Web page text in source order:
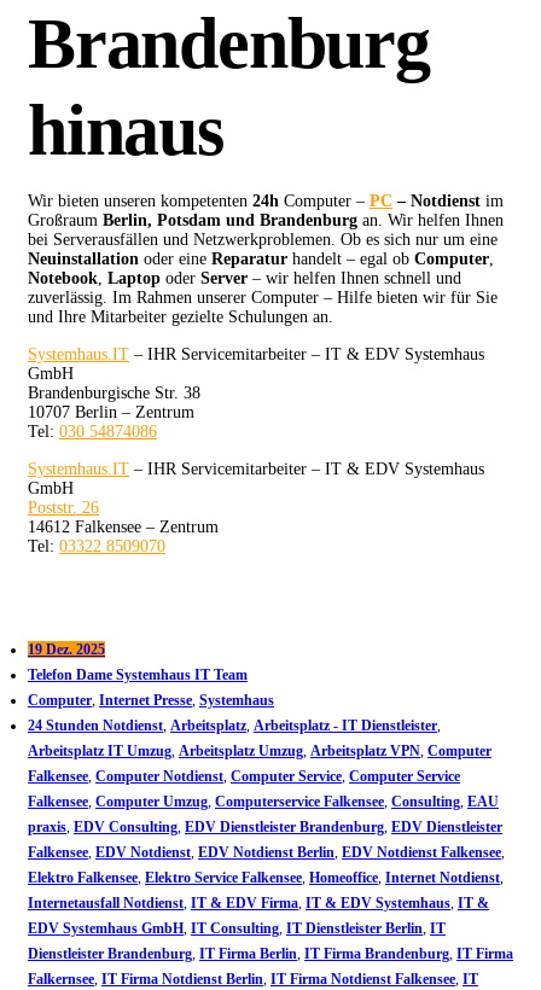
Brandenburg
hinaus
Wir bieten unseren kompetenten 24h Computer – PC – Notdienst im
Großraum Berlin, Potsdam und Brandenburg an. Wir helfen Ihnen
bei Serverausfällen und Netzwerkproblemen. Ob es sich nur um eine
Neuinstallation oder eine Reparatur handelt – egal ob Computer,
Notebook, Laptop oder Server – wir helfen Ihnen schnell und
zuverlässig. Im Rahmen unserer Computer – Hilfe bieten wir für Sie
und Ihre Mitarbeiter gezielte Schulungen an.
Systemhaus.IT – IHR Servicemitarbeiter – IT & EDV Systemhaus
GmbH
Brandenburgische Str. 38
10707 Berlin – Zentrum
Tel: 030 54874086
Systemhaus.IT – IHR Servicemitarbeiter – IT & EDV Systemhaus
GmbH
Poststr. 26
14612 Falkensee – Zentrum
Tel: 03322 8509070
19 Dez. 2025
Telefon Dame Systemhaus IT Team
Computer, Internet Presse, Systemhaus
24 Stunden Notdienst, Arbeitsplatz, Arbeitsplatz - IT Dienstleister,
Arbeitsplatz IT Umzug, Arbeitsplatz Umzug, Arbeitsplatz VPN, Computer
Falkensee, Computer Notdienst, Computer Service, Computer Service
Falkensee, Computer Umzug, Computerservice Falkensee, Consulting, EAU
praxis, EDV Consulting, EDV Dienstleister Brandenburg, EDV Dienstleister
Falkensee, EDV Notdienst, EDV Notdienst Berlin, EDV Notdienst Falkensee,
Elektro Falkensee, Elektro Service Falkensee, Homeoffice, Internet Notdienst,
Internetausfall Notdienst, IT & EDV Firma, IT & EDV Systemhaus, IT &
EDV Systemhaus GmbH, IT Consulting, IT Dienstleister Berlin, IT
Dienstleister Brandenburg, IT Firma Berlin, IT Firma Brandenburg, IT Firma
Falkernsee, IT Firma Notdienst Berlin, IT Firma Notdienst Falkensee, IT